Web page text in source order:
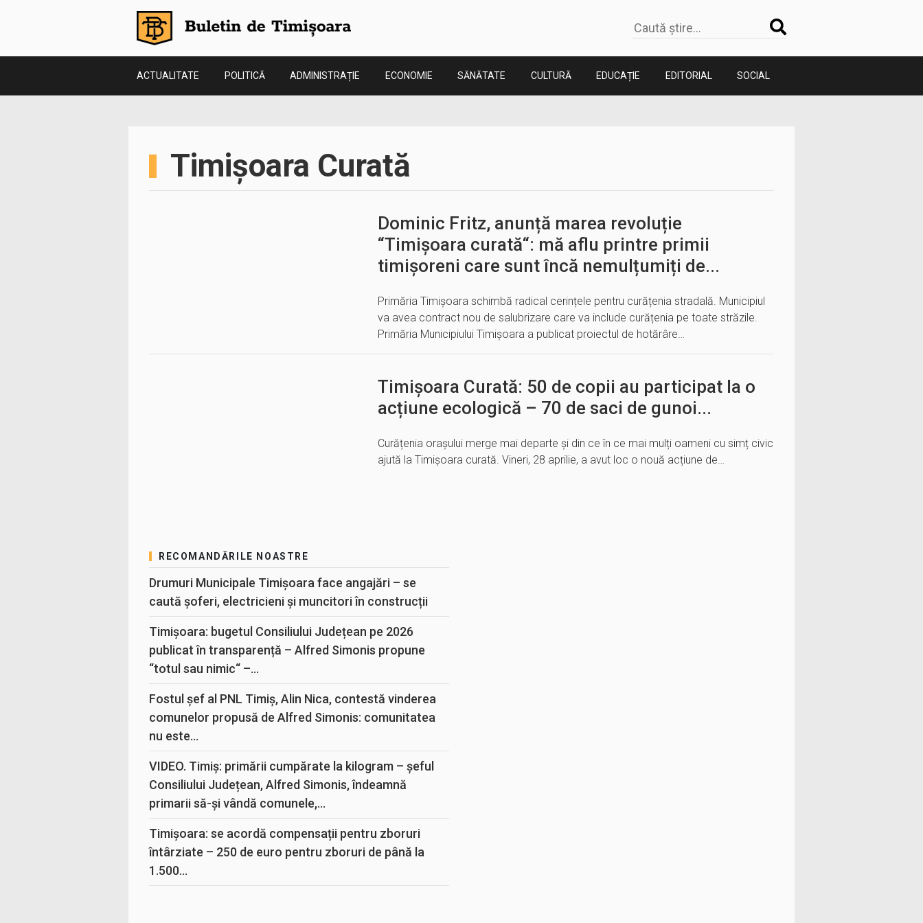
ACTUALITATE POLITICĂ ADMINISTRAȚIE ECONOMIE SĂNĂTATE CULTURĂ EDUCAȚIE EDITORIAL SOCIAL
Timișoara Curată
Dominic Fritz, anunță marea revoluție
“Timișoara curată“: mă aflu printre primii
timișoreni care sunt încă nemulțumiți de...
Primăria Timișoara schimbă radical cerințele pentru curățenia stradală. Municipiul
va avea contract nou de salubrizare care va include curățenia pe toate străzile.
Primăria Municipiului Timișoara a publicat proiectul de hotărâre…
Timișoara Curată: 50 de copii au participat la o
acțiune ecologică – 70 de saci de gunoi...
Curățenia orașului merge mai departe și din ce în ce mai mulți oameni cu simț civic
ajută la Timișoara curată. Vineri, 28 aprilie, a avut loc o nouă acțiune de…
RECOMANDĂRILE NOASTRE
Drumuri Municipale Timișoara face angajări – se
caută șoferi, electricieni și muncitori în construcții
Timișoara: bugetul Consiliului Județean pe 2026
publicat în transparență – Alfred Simonis propune
“totul sau nimic“ –...
Fostul șef al PNL Timiș, Alin Nica, contestă vinderea
comunelor propusă de Alfred Simonis: comunitatea
nu este...
VIDEO. Timiș: primării cumpărate la kilogram – șeful
Consiliului Județean, Alfred Simonis, îndeamnă
primarii să-și vândă comunele,...
Timișoara: se acordă compensații pentru zboruri
întârziate – 250 de euro pentru zboruri de până la
1.500...